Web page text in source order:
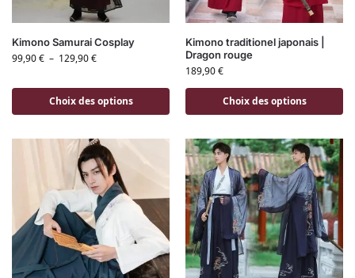
Kimono Samurai Cosplay
99,90€ – 129,90€
Choix des options
Kimono traditionel japonais |
Dragon rouge
189,90€
Choix des options